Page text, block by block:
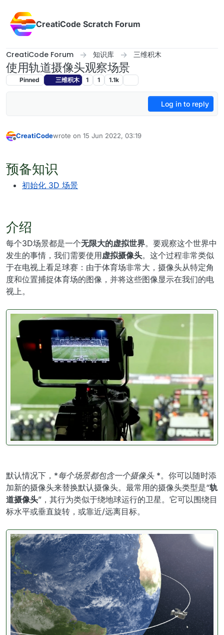
CreatiCode Scratch Forum
CreatiCode Forum 知识库 三维积木
使用轨道摄像头观察场景
Pinned 三维积木 1 1 1.1k
Log in to reply
CreatiCodewrote on 15 Jun 2022, 03:19
last edited by admin5 Apr 2025, 17:13
预备知识
初始化 3D 场景
介绍
每个3D场景都是一个无限大的虚拟世界。要观察这个世界中
发生的事情，我们需要使用虚拟摄像头。这个过程非常类似
于在电视上看足球赛：由于体育场非常大，摄像头从特定角
度和位置捕捉体育场的图像，并将这些图像显示在我们的电
视上。
默认情况下，*每个场景都包含一个摄像头*。你可以随时添
加新的摄像头来替换默认摄像头。最常用的摄像头类型是“轨
道摄像头”，其行为类似于绕地球运行的卫星。它可以围绕目
标水平或垂直旋转，或靠近/远离目标。